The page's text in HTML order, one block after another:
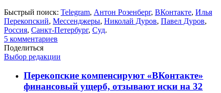
Быстрый поиск: Telegram, Антон Розенберг, ВКонтакте, Илья
Перекопский, Мессенджеры, Николай Дуров, Павел Дуров,
Россия, Санкт-Петербург, Суд.
5 комментариев
Поделиться
Выбор редакции
Перекопские компенсируют «ВКонтакте»
финансовый ущерб, отзывают иски на 32